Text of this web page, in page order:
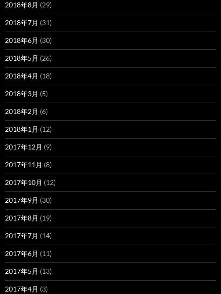
2018年8月 (29)
2018年7月 (31)
2018年6月 (30)
2018年5月 (26)
2018年4月 (18)
2018年3月 (5)
2018年2月 (6)
2018年1月 (12)
2017年12月 (9)
2017年11月 (8)
2017年10月 (12)
2017年9月 (30)
2017年8月 (19)
2017年7月 (14)
2017年6月 (11)
2017年5月 (13)
2017年4月 (3)